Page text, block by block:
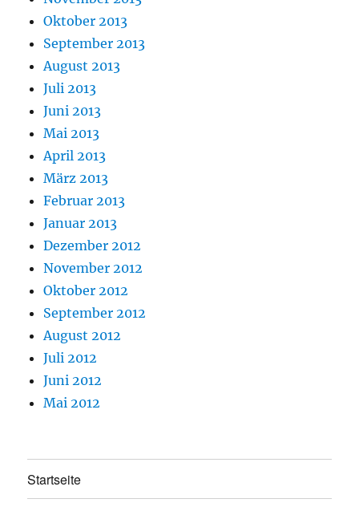
Oktober 2013
September 2013
August 2013
Juli 2013
Juni 2013
Mai 2013
April 2013
März 2013
Februar 2013
Januar 2013
Dezember 2012
November 2012
Oktober 2012
September 2012
August 2012
Juli 2012
Juni 2012
Mai 2012
Startseite